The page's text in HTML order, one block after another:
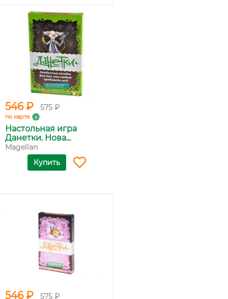
546 ₽ 575 ₽
по карте
Настольная игра
Данетки. Нова...
Magellan
Купить
546 ₽ 575 ₽